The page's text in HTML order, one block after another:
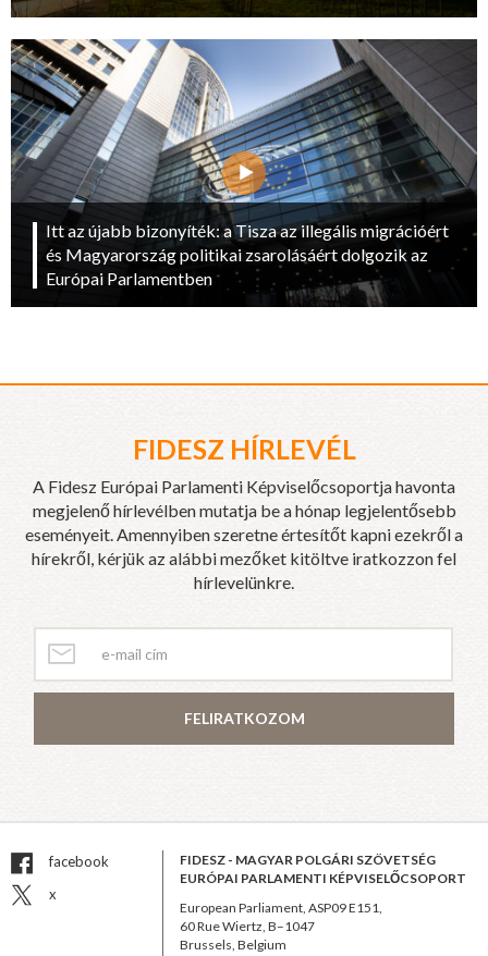
Itt az újabb bizonyíték: a Tisza az illegális migrációért
és Magyarország politikai zsarolásáért dolgozik az
Európai Parlamentben
FIDESZ HÍRLEVÉL
A Fidesz Európai Parlamenti Képviselőcsoportja havonta
megjelenő hírlevélben mutatja be a hónap legjelentősebb
eseményeit. Amennyiben szeretne értesítőt kapni ezekről a
hírekről, kérjük az alábbi mezőket kitöltve iratkozzon fel
hírlevelünkre.
FELIRATKOZOM
facebook
x
FIDESZ - MAGYAR POLGÁRI SZÖVETSÉG
EURÓPAI PARLAMENTI KÉPVISELŐCSOPORT
European Parliament, ASP09 E151,
60 Rue Wiertz, B–1047
Brussels, Belgium